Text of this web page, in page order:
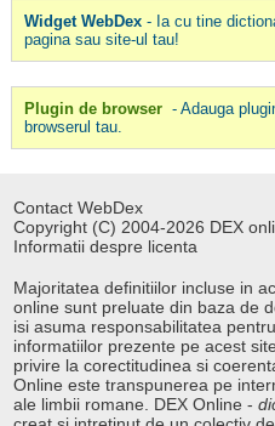
Widget WebDex- Ia cu tine
pagina sau site-ul tau!
Plugin de browser - Adauga
browserul tau.
Contact WebDex
Copyright (C) 2004-2026 DEX
Informatii despre licenta
Majoritatea definitiilor incluse in
online sunt preluate din baza de
isi asuma responsabilitatea
informatiilor prezente pe acest
privire la corectitudinea si
Online este transpunerea pe
ale limbii romane. DEX Online -